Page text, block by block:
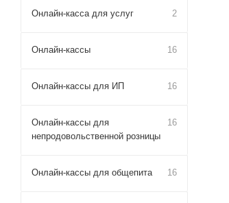
Онлайн-касса для услуг 2
Онлайн-кассы 16
Онлайн-кассы для ИП 16
Онлайн-кассы для
непродовольственной розницы
16
Онлайн-кассы для общепита 16